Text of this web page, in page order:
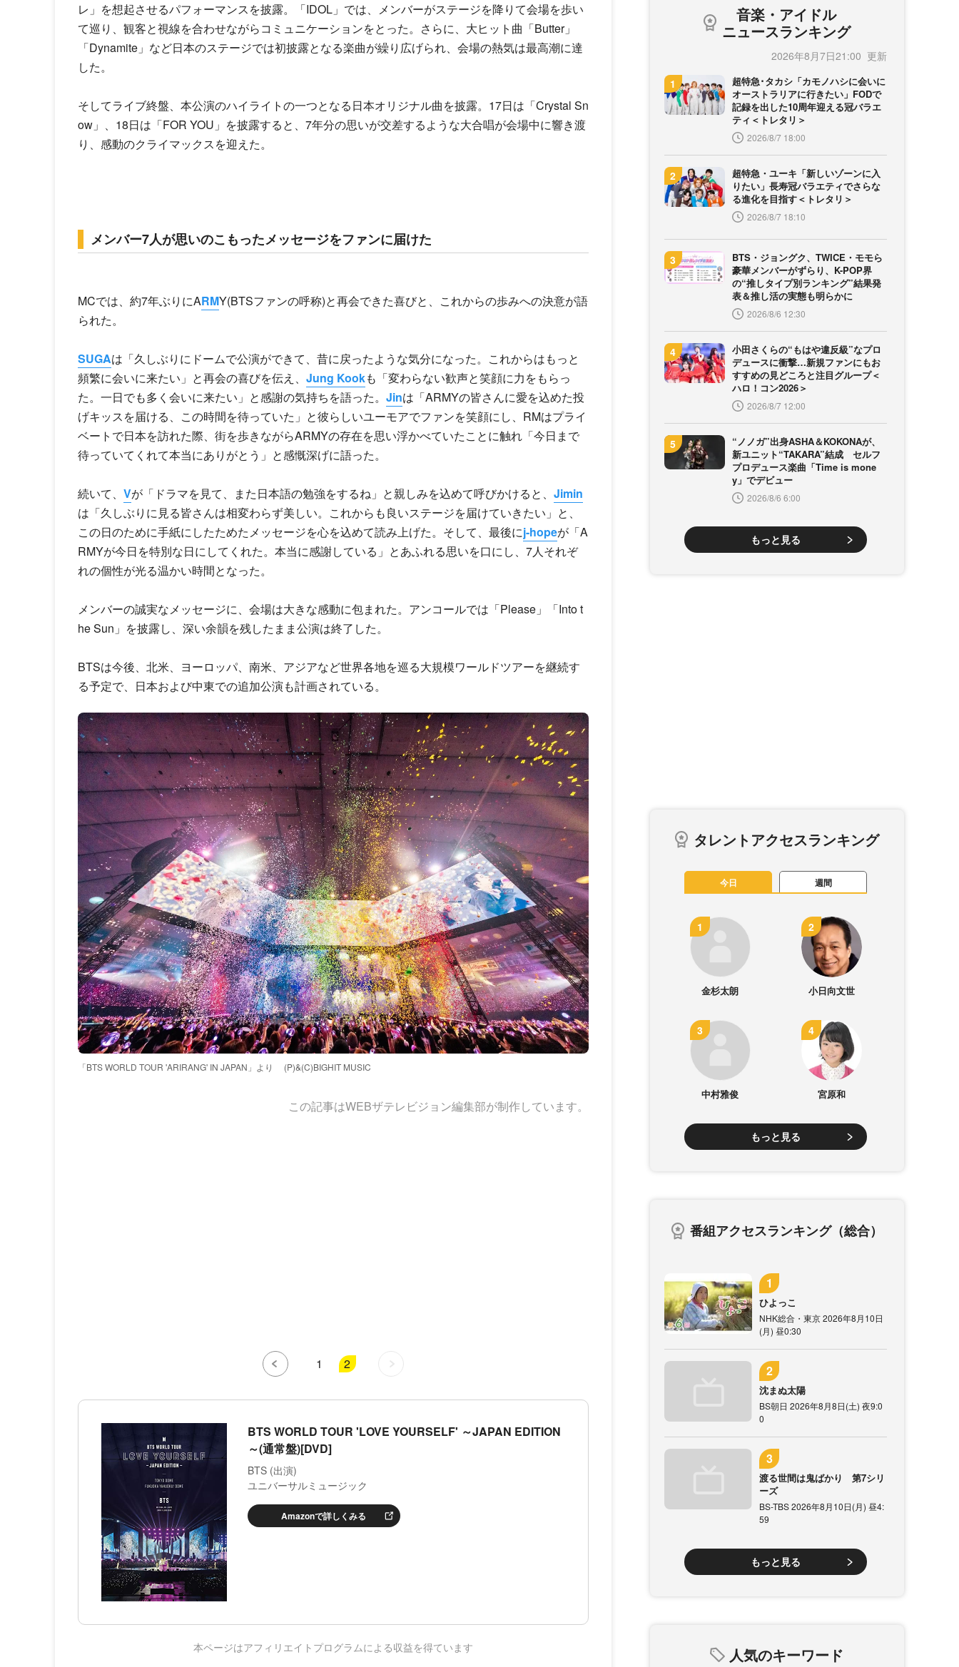
レ」を想起させるパフォーマンスを披露。「IDOL」では、メンバーがステージを降りて会場を歩い
て巡り、観客と視線を合わせながらコミュニケーションをとった。さらに、大ヒット曲「Butter」
「Dynamite」など日本のステージでは初披露となる楽曲が繰り広げられ、会場の熱気は最高潮に達
した。
そしてライブ終盤、本公演のハイライトの一つとなる日本オリジナル曲を披露。17日は「Crystal Sn
ow」、18日は「FOR YOU」を披露すると、7年分の思いが交差するような大合唱が会場中に響き渡
り、感動のクライマックスを迎えた。
メンバー7人が思いのこもったメッセージをファンに届けた
MCでは、約7年ぶりにARMY(BTSファンの呼称)と再会できた喜びと、これからの歩みへの決意が語
られた。
SUGAは「久しぶりにドームで公演ができて、昔に戻ったような気分になった。これからはもっと
頻繁に会いに来たい」と再会の喜びを伝え、 Jung Kookも「変わらない歓声と笑顔に力をもらっ
た。一日でも多く会いに来たい」と感謝の気持ちを語った。 Jinは「ARMYの皆さんに愛を込めた投
げキッスを届ける、この時間を待っていた」と彼らしいユーモアでファンを笑顔にし、 RMはプライ
ベートで日本を訪れた際、街を歩きながらARMYの存在を思い浮かべていたことに触れ「今日まで
待っていてくれて本当にありがとう」と感慨深げに語った。
続いて、 Vが「ドラマを見て、また日本語の勉強をするね」と親しみを込めて呼びかけると、 Jimin
は「久しぶりに見る皆さんは相変わらず美しい。これからも良いステージを届けていきたい」と、
この日のために手紙にしたためたメッセージを心を込めて読み上げた。そして、最後にj-hopeが「A
RMYが今日を特別な日にしてくれた。本当に感謝している」とあふれる思いを口にし、7人それぞ
れの個性が光る温かい時間となった。
メンバーの誠実なメッセージに、会場は大きな感動に包まれた。アンコールでは「Please」「Into t
he Sun」を披露し、深い余韻を残したまま公演は終了した。
BTSは今後、北米、ヨーロッパ、南米、アジアなど世界各地を巡る大規模ワールドツアーを継続す
る予定で、日本および中東での追加公演も計画されている。
「BTS WORLD TOUR 'ARIRANG' IN JAPAN」より (P)&(C)BIGHIT MUSIC
この記事はWEBザテレビジョン編集部が制作しています。
1 2
BTS WORLD TOUR 'LOVE YOURSELF' ～JAPAN EDITION
～(通常盤)[DVD]
BTS (出演)
ユニバーサルミュージック
Amazonで詳しくみる
本ページはアフィリエイトプログラムによる収益を得ています
音楽・アイドル
ニュースランキング
2026年8月7日21:00
超特急･タカシ「カモノハシに会いに
オーストラリアに行きたい」FODで
記録を出した10周年迎える冠バラエ
ティ＜トレタリ＞
2026/8/7 18:00
超特急・ユーキ「新しいゾーンに入
りたい」長寿冠バラエティでさらな
る進化を目指す＜トレタリ＞
2026/8/7 18:10
BTS・ジョングク、TWICE・モモら
豪華メンバーがずらり、K-POP界
の“推しタイプ別ランキング”結果発
表＆推し活の実態も明らかに
2026/8/6 12:30
小田さくらの“もはや違反級”なプロ
デュースに衝撃…新規ファンにもお
すすめの見どころと注目グループ＜
ハロ！コン2026＞
2026/8/7 12:00
“ノノガ”出身ASHA＆KOKONAが、
新ユニット“TAKARA”結成 セルフ
プロデュース楽曲「Time is mone
y」でデビュー
2026/8/6 6:00
もっと見る
タレントアクセスランキング
今日 週間
金杉太朗 小日向文世
中村雅俊 宮原和
もっと見る
番組アクセスランキング（総合）
ひよっこ
NHK総合・東京 2026年8月10日
(月) 昼0:30
沈まぬ太陽
BS朝日 2026年8月8日(土) 夜9:0
0
渡る世間は鬼ばかり 第7シリ
ーズ
BS-TBS 2026年8月10日(月) 昼4:
59
もっと見る
人気のキーワード